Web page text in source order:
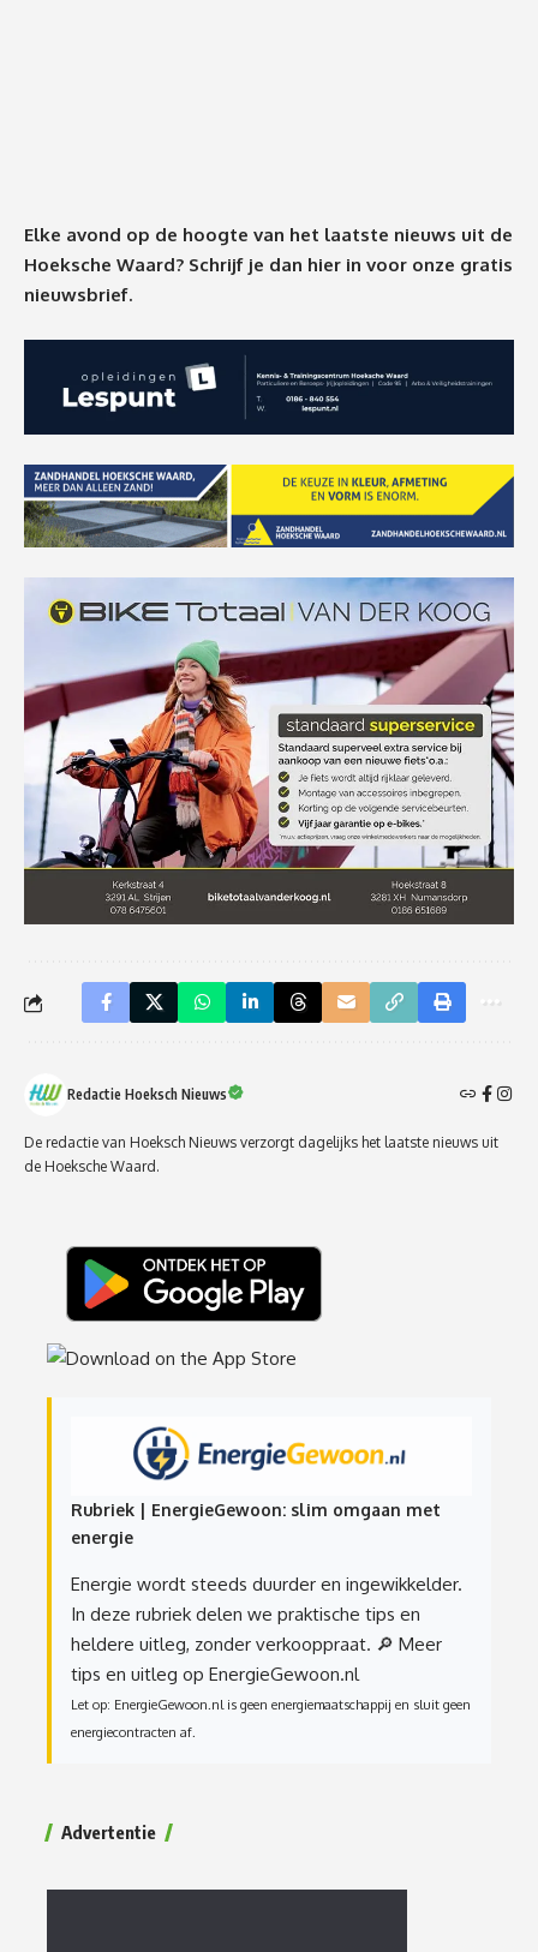
Elke avond op de hoogte van het laatste nieuws uit de
Hoeksche Waard? Schrijf je dan hier in voor onze gratis
nieuwsbrief.
Redactie Hoeksch Nieuws
De redactie van Hoeksch Nieuws verzorgt dagelijks het laatste nieuws uit
de Hoeksche Waard.
Rubriek | EnergieGewoon: slim omgaan met
energie
Energie wordt steeds duurder en ingewikkelder.
In deze rubriek delen we praktische tips en
heldere uitleg, zonder verkooppraat. 🔎 Meer
tips en uitleg op EnergieGewoon.nl
Let op: EnergieGewoon.nl is geen energiemaatschappij en sluit geen
energiecontracten af.
Advertentie